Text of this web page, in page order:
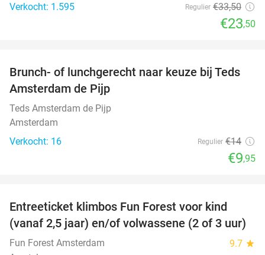
Verkocht: 1.595
Regulier €33,50
€23,50
29%
TODAY
Brunch- of lunchgerecht naar keuze bij Teds
Amsterdam de Pijp
Teds Amsterdam de Pijp
Amsterdam
Verkocht: 16
Regulier €14
€9,95
Entreeticket klimbos Fun Forest voor kind
(vanaf 2,5 jaar) en/of volwassene (2 of 3 uur)
Fun Forest Amsterdam 9.7 star